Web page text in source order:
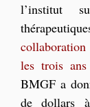
l’institut
les trois
BMGF a
de dollars